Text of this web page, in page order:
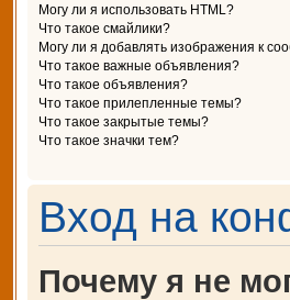
Могу ли я использовать HTML?
Что такое смайлики?
Могу ли я добавлять изображения к
Что такое важные объявления?
Что такое объявления?
Что такое прилепленные темы?
Что такое закрытые темы?
Что такое значки тем?
Вход на
Почему я не